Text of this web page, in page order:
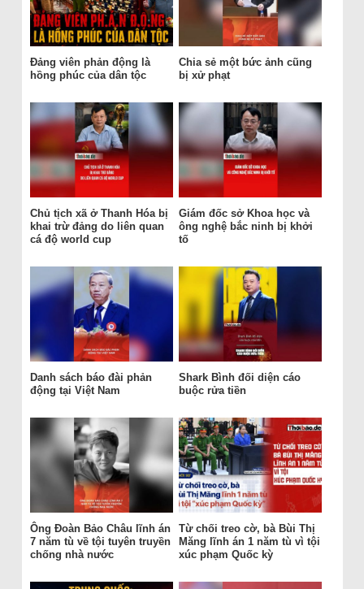
Đảng viên phản động là
hồng phúc của dân tộc
Chia sẻ một bức ảnh cũng
bị xử phạt
Chủ tịch xã ở Thanh Hóa bị
khai trừ đảng do liên quan
cá độ world cup
Giám đốc sở Khoa học và
ông nghệ bắc ninh bị khởi
tố
Danh sách báo đài phản
động tại Việt Nam
Shark Bình đối diện cáo
buộc rửa tiền
Ông Đoàn Bảo Châu lĩnh án
7 năm tù về tội tuyên truyền
chống nhà nước
Từ chối treo cờ, bà Bùi Thị
Măng lĩnh án 1 năm tù vì tội
xúc phạm Quốc kỳ